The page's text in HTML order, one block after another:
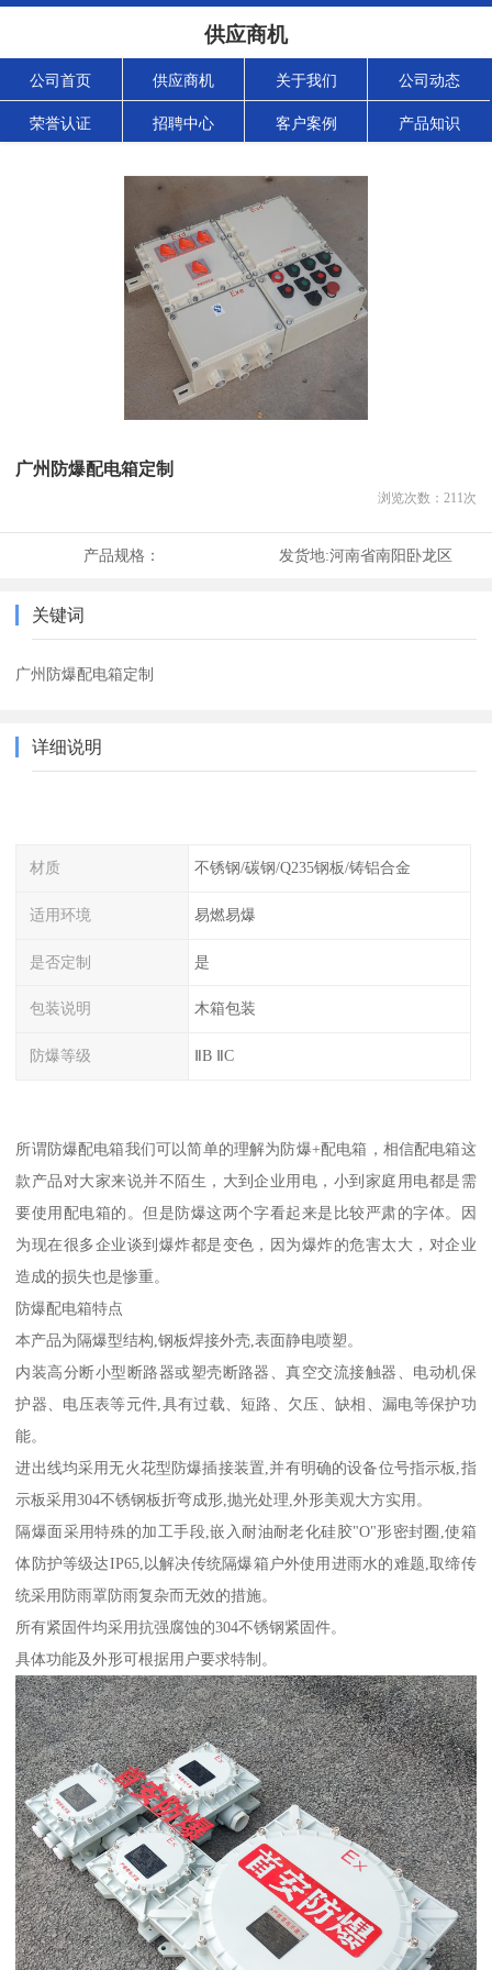
供应商机
公司首页 供应商机 关于我们 公司动态
荣誉认证 招聘中心 客户案例 产品知识
广州防爆配电箱定制
浏览次数： 211次
产品规格： 发货地:河南省南阳卧龙区
关键词
广州防爆配电箱定制
详细说明
材质 不锈钢/碳钢/Q235钢板/铸铝合金
适用环境 易燃易爆
是否定制 是
包装说明 木箱包装
防爆等级 ⅡB ⅡC
所谓防爆配电箱我们可以简单的理解为防爆+配电箱，相信配电箱这
款产品对大家来说并不陌生，大到企业用电，小到家庭用电都是需
要使用配电箱的。但是防爆这两个字看起来是比较严肃的字体。因
为现在很多企业谈到爆炸都是变色，因为爆炸的危害太大，对企业
造成的损失也是惨重。
防爆配电箱特点
本产品为隔爆型结构,钢板焊接外壳,表面静电喷塑。
内装高分断小型断路器或塑壳断路器、真空交流接触器、电动机保
护器、电压表等元件,具有过载、短路、欠压、缺相、漏电等保护功
能。
进出线均采用无火花型防爆插接装置,并有明确的设备位号指示板,指
示板采用304不锈钢板折弯成形,抛光处理,外形美观大方实用。
隔爆面采用特殊的加工手段,嵌入耐油耐老化硅胶"O"形密封圈,使箱
体防护等级达IP65,以解决传统隔爆箱户外使用进雨水的难题,取缔传
统采用防雨罩防雨复杂而无效的措施。
所有紧固件均采用抗强腐蚀的304不锈钢紧固件。
具体功能及外形可根据用户要求特制。